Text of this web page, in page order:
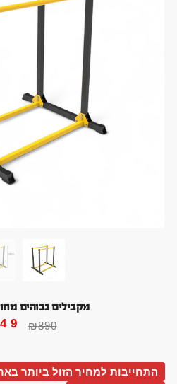
מקבילים גבוהים
₪890
התחייבות למחיר הזול ביותר